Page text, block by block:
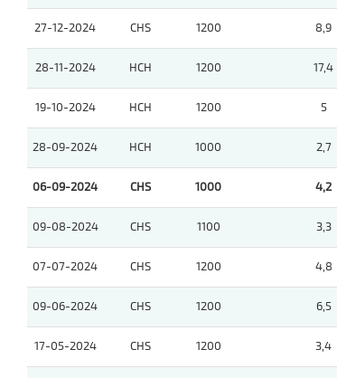
27-12-2024 CHS 1200 8,9
28-11-2024 HCH 1200 17,4
19-10-2024 HCH 1200 5
28-09-2024 HCH 1000 2,7
06-09-2024 CHS 1000 4,2
09-08-2024 CHS 1100 3,3
07-07-2024 CHS 1200 4,8
09-06-2024 CHS 1200 6,5
17-05-2024 CHS 1200 3,4